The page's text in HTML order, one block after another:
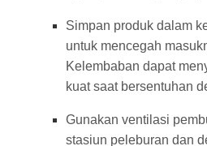
Simpan produk dalam
untuk mencegah
Kelembaban dapat
kuat saat bersentuhan
Gunakan ventilasi
stasiun peleburan dan